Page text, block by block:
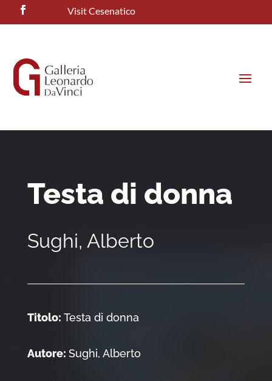
Visit Cesenatico
Testa di donna
Sughi, Alberto
Titolo: Testa di donna
Autore: Sughi, Alberto